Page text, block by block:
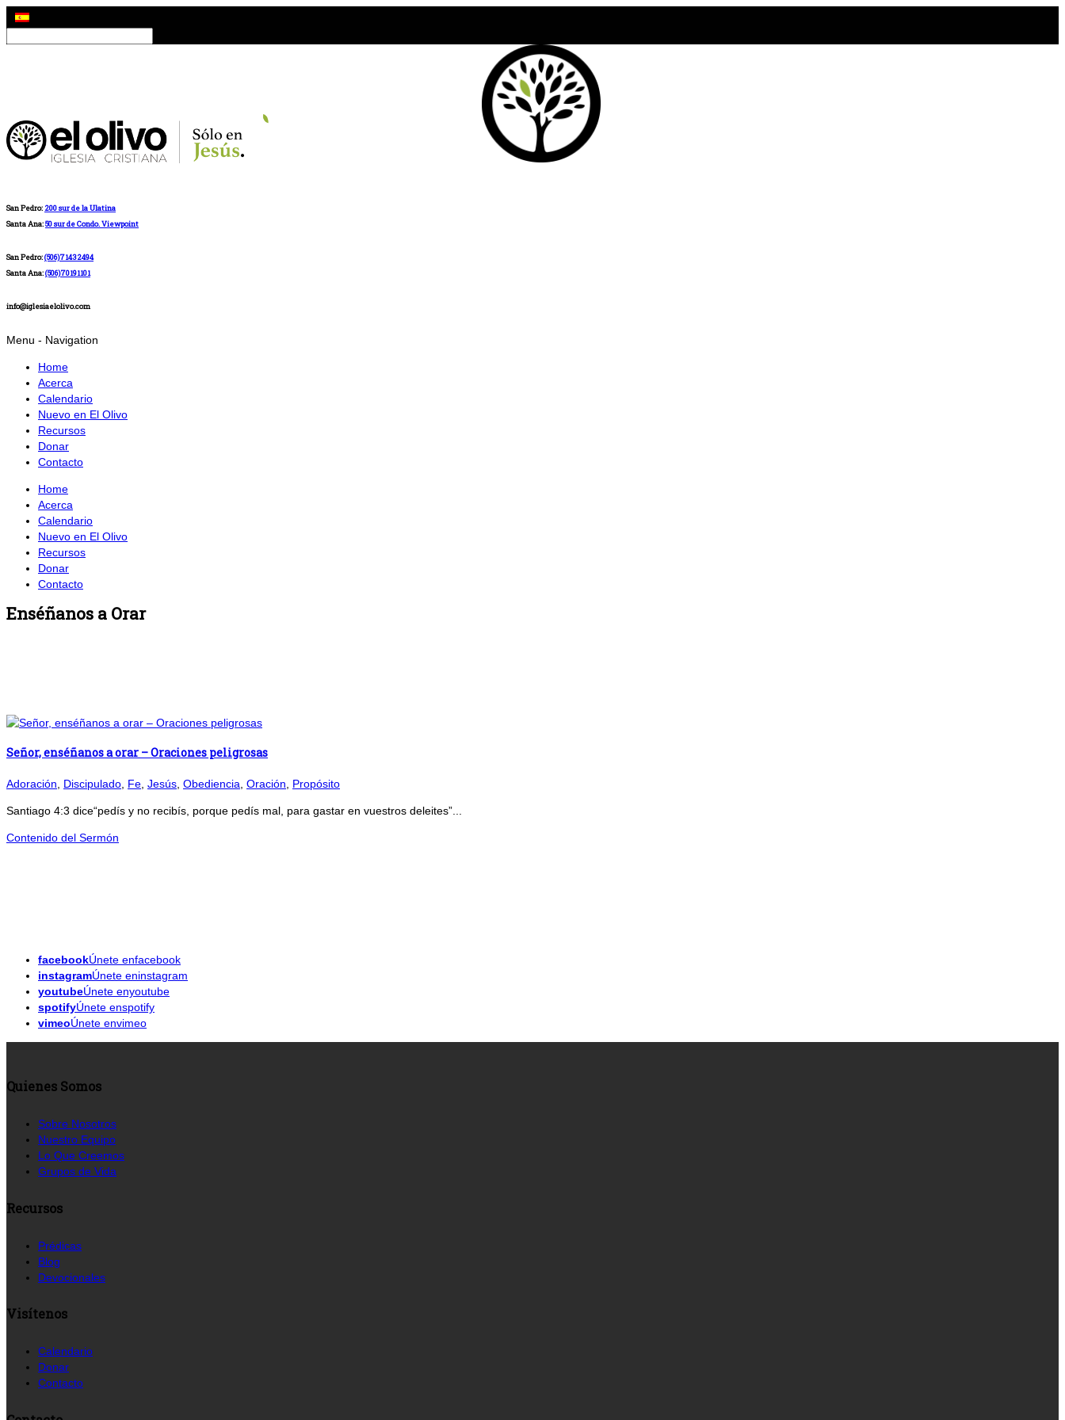
San Pedro: 200 sur de la Ulatina
Santa Ana:50 sur de Condo. Viewpoint
San Pedro:(506)71432494
Santa Ana:(506)70191101
info@iglesiaelolivo.com
Menu - Navigation
Home
Acerca
Calendario
Nuevo en El Olivo
Recursos
Donar
Contacto
Home
Acerca
Calendario
Nuevo en El Olivo
Recursos
Donar
Contacto
Enséñanos a Orar
Señor, enséñanos a orar – Oraciones peligrosas
Adoración Discipulado Fe Jesús Obediencia Oración Propósito
Santiago 4:3 dice“pedís y no recibís, porque pedís mal, para gastar en vuestros deleites”...
Contenido del Sermón
facebookÚnete enfacebook
instagramÚnete eninstagram
youtubeÚnete enyoutube
spotifyÚnete enspotify
vimeoÚnete envimeo
Quienes Somos
Sobre Nosotros
Nuestro Equipo
Lo Que Creemos
Grupos de Vida
Recursos
Prédicas
Blog
Devocionales
Visítenos
Calendario
Donar
Contacto